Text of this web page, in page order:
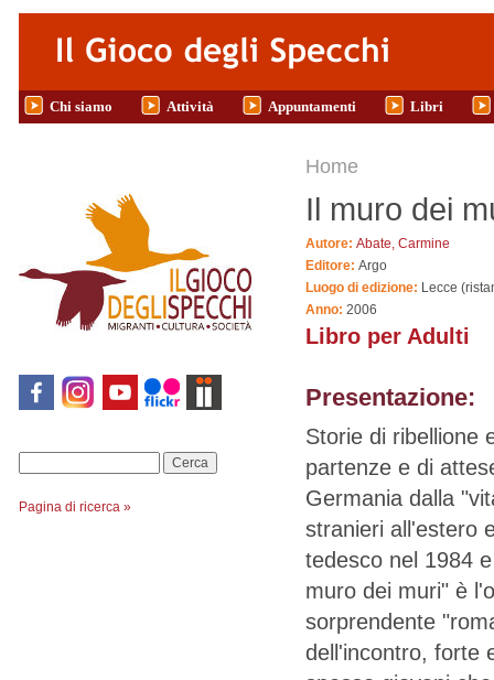
Salta al contenuto principale
Chi siamo Attività Appuntamenti Libri
Pagina di ricerca »
Tu sei qui
Home
Il muro dei
Autore: Abate, Carmine
Editore: Argo
Luogo di edizione: Lecce
Anno: 2006
Libro per Adulti
Presentazione:
Storie di ribellione
partenze e di
Germania dalla
stranieri all'estero
tedesco nel 1984
muro dei muri" è
sorprendente
dell'incontro, forte